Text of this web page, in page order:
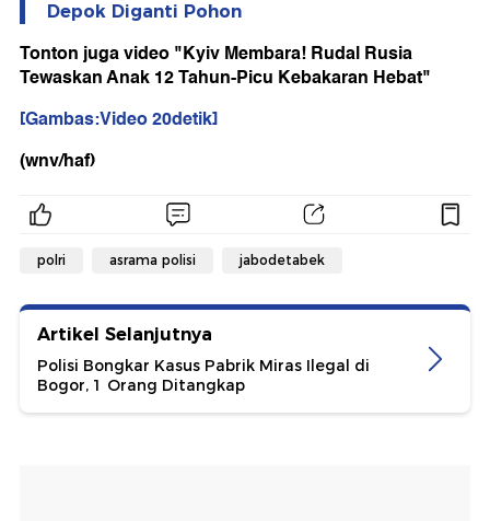
Depok Diganti Pohon
Tonton juga video "Kyiv Membara! Rudal Rusia
Tewaskan Anak 12 Tahun-Picu Kebakaran Hebat"
[Gambas:Video 20detik]
(wnv/haf)
polri asrama polisi jabodetabek
Artikel Selanjutnya
Polisi Bongkar Kasus Pabrik Miras Ilegal di
Bogor, 1 Orang Ditangkap